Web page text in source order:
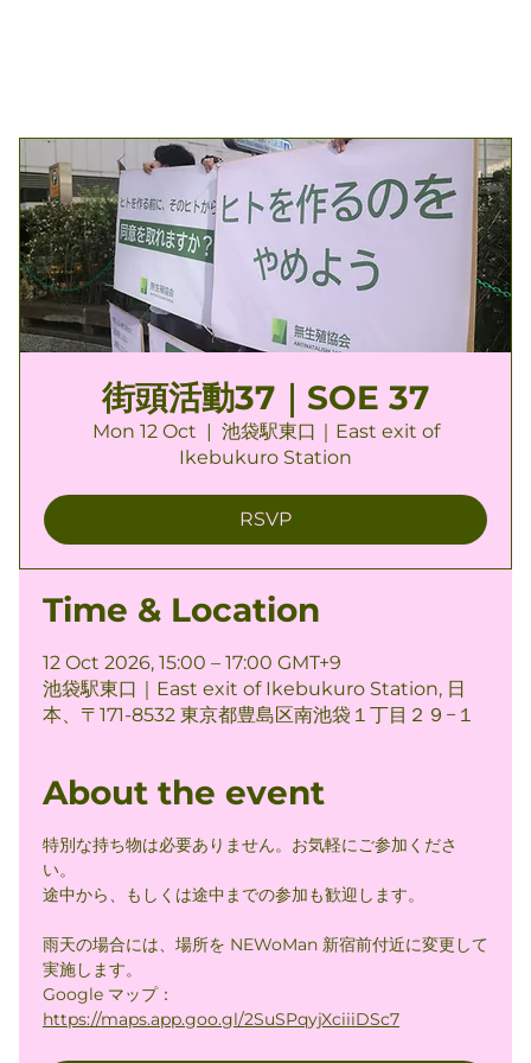
街頭活動37｜SOE 37
Mon 12 Oct
  |
池袋駅東口｜East exit of
Ikebukuro Station
RSVP
Time & Location
12 Oct 2026, 15:00 – 17:00 GMT+9
池袋駅東口｜East exit of Ikebukuro Station, 日
本、〒171-8532 東京都豊島区南池袋１丁目２９−１
About the event
特別な持ち物は必要ありません。お気軽にご参加くださ
い。
途中から、もしくは途中までの参加も歓迎します。
雨天の場合には、場所を NEWoMan 新宿前付近に変更して
実施します。
Google マップ：
https://maps.app.goo.gl/2SuSPqyjXciiiDSc7